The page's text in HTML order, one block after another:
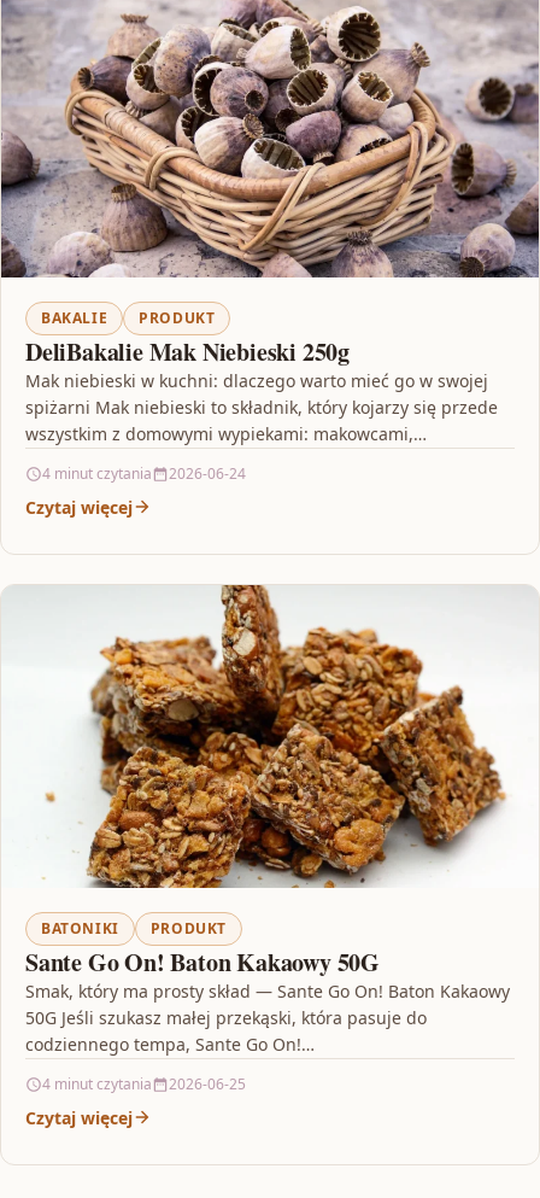
BAKALIE PRODUKT
DeliBakalie Mak Niebieski 250g
Mak niebieski w kuchni: dlaczego warto mieć go w swojej
spiżarni Mak niebieski to składnik, który kojarzy się przede
wszystkim z domowymi wypiekami: makowcami,…
4 minut czytania 2026-06-24
Czytaj więcej
BATONIKI PRODUKT
Sante Go On! Baton Kakaowy 50G
Smak, który ma prosty skład — Sante Go On! Baton Kakaowy
50G Jeśli szukasz małej przekąski, która pasuje do
codziennego tempa, Sante Go On!…
4 minut czytania 2026-06-25
Czytaj więcej